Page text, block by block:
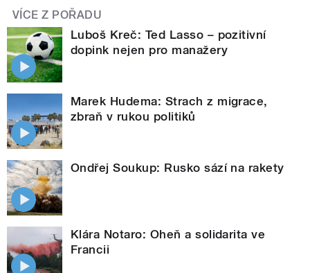
VÍCE Z POŘADU
Luboš Kreč: Ted Lasso – pozitivní
dopink nejen pro manažery
Marek Hudema: Strach z migrace,
zbraň v rukou politiků
Ondřej Soukup: Rusko sází na rakety
Klára Notaro: Oheň a solidarita ve
Francii